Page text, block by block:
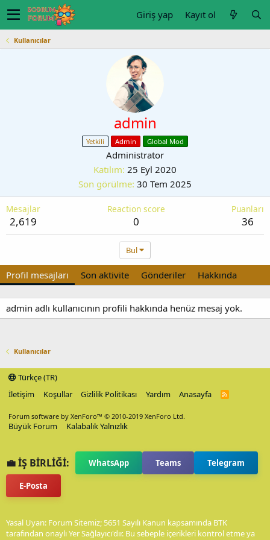
Giriş yap Kayıt ol
Kullanıcılar
admin
Yetkili Admin Global Mod
Administrator
Katılım 25 Eyl 2020
Son görülme 30 Tem 2025
Mesajlar
2,619
Reaction score
0
Puanları
36
Bul
Profil mesajları Son aktivite Gönderiler Hakkında
admin adlı kullanıcının profili hakkında henüz mesaj yok.
Kullanıcılar
Türkçe (TR)
İletişim
Koşullar Gizlilik Politikası Yardım Anasayfa
R
Forum software by XenForo™ © 2010-2019 XenForo Ltd.
Büyük Forum Kalabalık Yalnızlık
💼 İŞ BİRLİĞİ: WhatsApp Teams Telegram
E-Posta
Yasal Uyarı: Forum Sitemiz; 5651 Sayılı Kanun kapsamında BTK
tarafından onaylı Yer Sağlayıcı'dır. Bu sebeple içerikleri kontrol etme ya